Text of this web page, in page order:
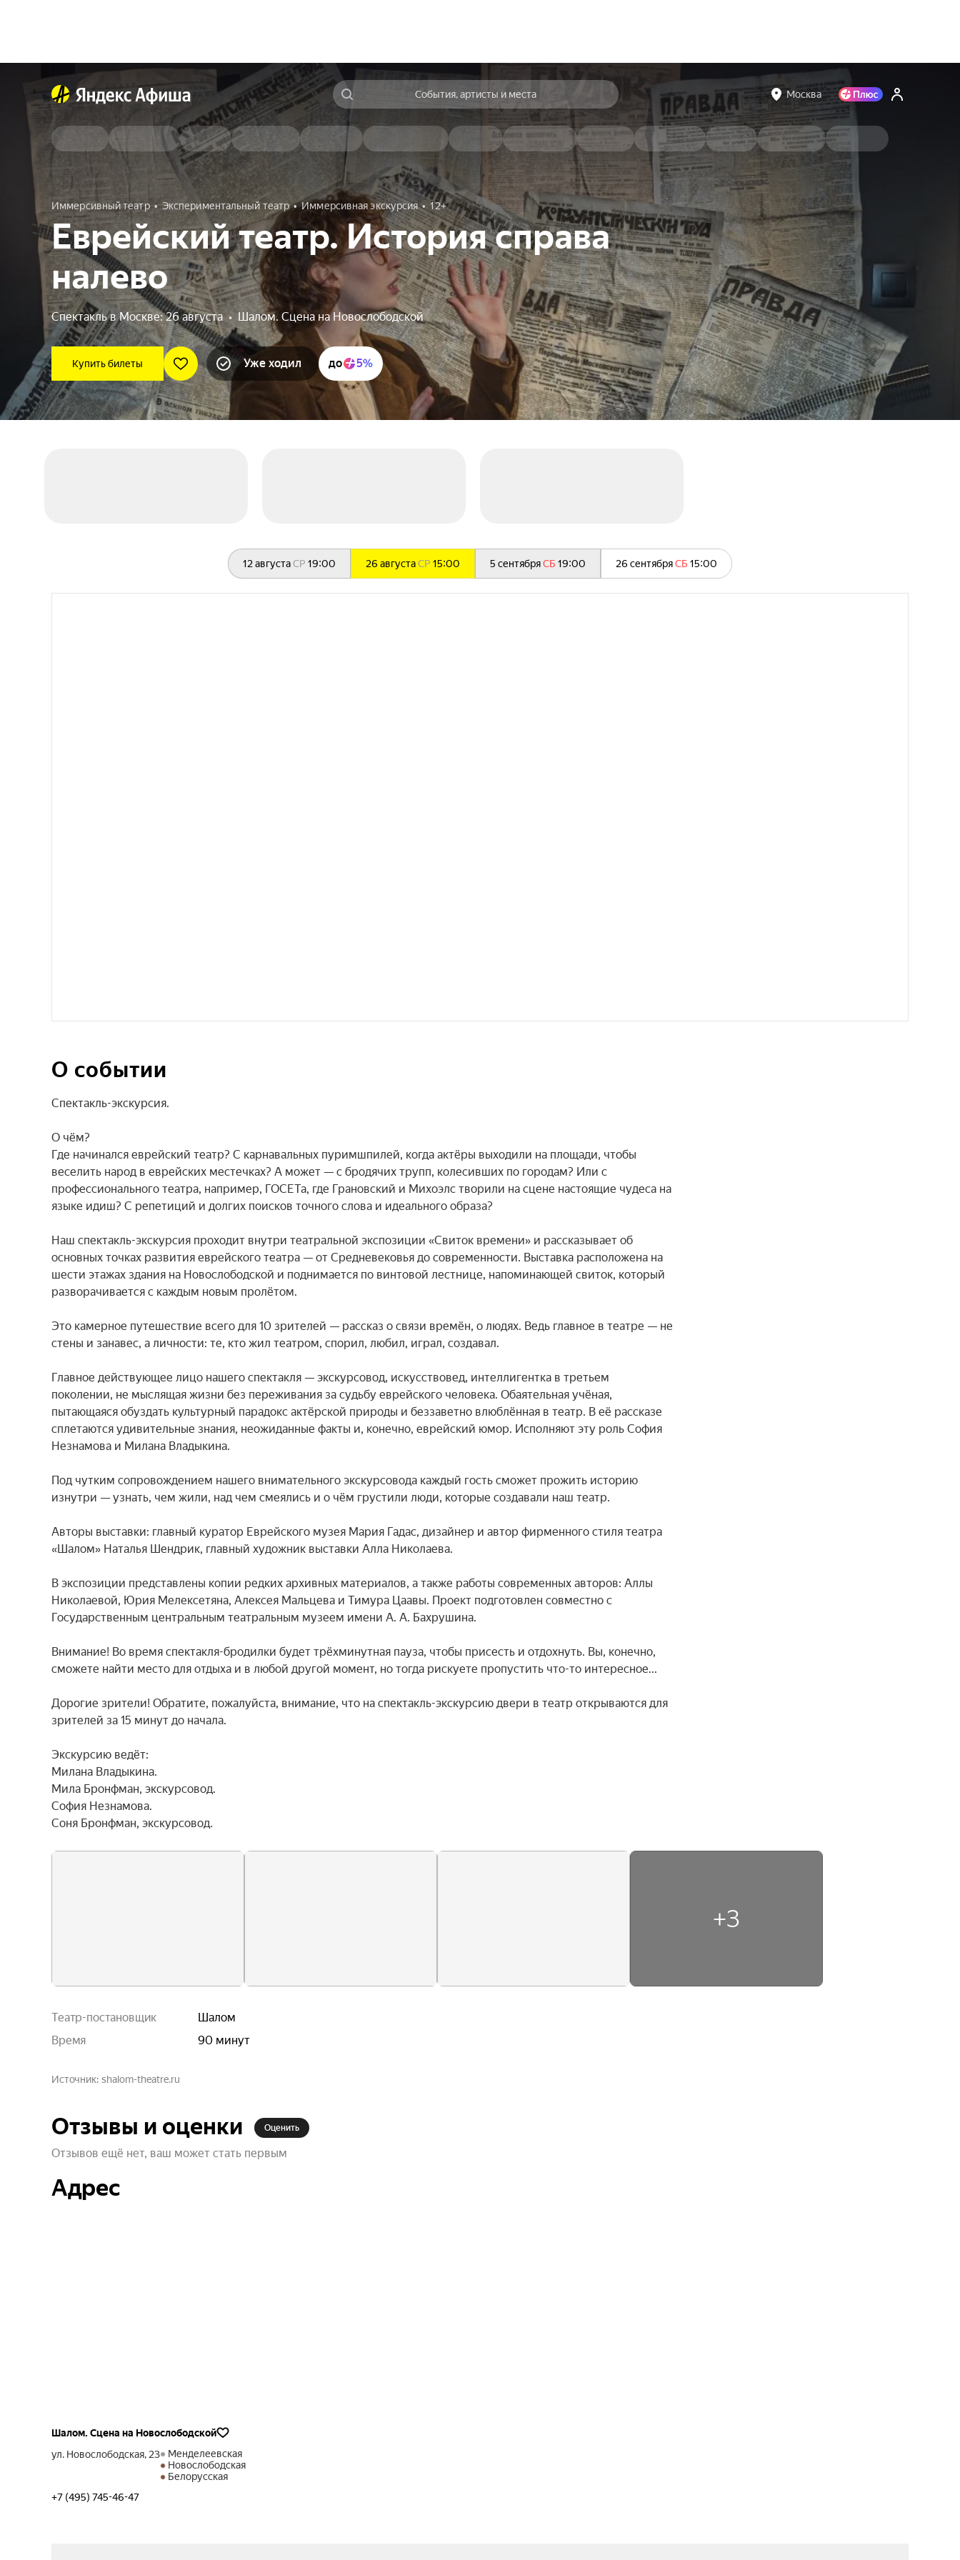
События, артисты и места Москва
Иммерсивный театр Экспериментальный театр Иммерсивная экскурсия 12+
Еврейский театр. История справа
налево
Спектакль в Москве: 26 августа•Шалом. Сцена на Новослободской
Купить билеты Уже ходил до 5%
12 августаСР 19:00 26 августаСР 15:00 5 сентябряСБ 19:00 26 сентябряСБ 15:00
О событии
Спектакль-экскурсия.
О чём?
Где начинался еврейский театр? С карнавальных пуримшпилей, когда актёры выходили на площади, чтобы
веселить народ в еврейских местечках? А может — с бродячих трупп, колесивших по городам? Или с
профессионального театра, например, ГОСЕТа, где Грановский и Михоэлс творили на сцене настоящие чудеса на
языке идиш? С репетиций и долгих поисков точного слова и идеального образа?
Наш спектакль-экскурсия проходит внутри театральной экспозиции «Свиток времени» и рассказывает об
основных точках развития еврейского театра — от Средневековья до современности. Выставка расположена на
шести этажах здания на Новослободской и поднимается по винтовой лестнице, напоминающей свиток, который
разворачивается с каждым новым пролётом.
Это камерное путешествие всего для 10 зрителей — рассказ о связи времён, о людях. Ведь главное в театре — не
стены и занавес, а личности: те, кто жил театром, спорил, любил, играл, создавал.
Главное действующее лицо нашего спектакля — экскурсовод, искусствовед, интеллигентка в третьем
поколении, не мыслящая жизни без переживания за судьбу еврейского человека. Обаятельная учёная,
пытающаяся обуздать культурный парадокс актёрской природы и беззаветно влюблённая в театр. В её рассказе
сплетаются удивительные знания, неожиданные факты и, конечно, еврейский юмор. Исполняют эту роль София
Незнамова и Милана Владыкина.
Под чутким сопровождением нашего внимательного экскурсовода каждый гость сможет прожить историю
изнутри — узнать, чем жили, над чем смеялись и о чём грустили люди, которые создавали наш театр.
Авторы выставки: главный куратор Еврейского музея Мария Гадас, дизайнер и автор фирменного стиля театра
«Шалом» Наталья Шендрик, главный художник выставки Алла Николаева.
В экспозиции представлены копии редких архивных материалов, а также работы современных авторов: Аллы
Николаевой, Юрия Мелексетяна, Алексея Мальцева и Тимура Цаавы. Проект подготовлен совместно с
Государственным центральным театральным музеем имени А. А. Бахрушина.
Внимание! Во время спектакля-бродилки будет трёхминутная пауза, чтобы присесть и отдохнуть. Вы, конечно,
сможете найти место для отдыха и в любой другой момент, но тогда рискуете пропустить что-то интересное...
Дорогие зрители! Обратите, пожалуйста, внимание, что на спектакль-экскурсию двери в театр открываются для
зрителей за 15 минут до начала.
Экскурсию ведёт:
Милана Владыкина.
Мила Бронфман, экскурсовод.
София Незнамова.
Соня Бронфман, экскурсовод.
+3
Театр-постановщик
Шалом
Время
90 минут
Источник shalom-theatre.ru
Отзывы и оценки Оценить
Отзывов ещё нет, ваш может стать первым
Адрес
Шалом. Сцена на Новослободской
ул. Новослободская, 23
Менделеевская
Новослободская
Белорусская
+7 (495) 745-46-47